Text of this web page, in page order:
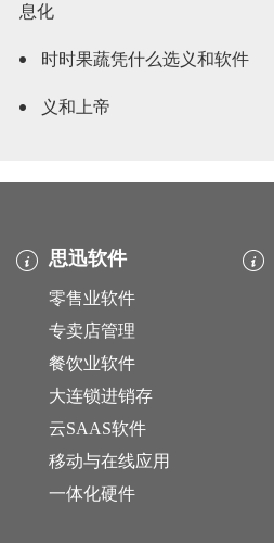
息化
时时果蔬凭什么选义和软件
义和上帝
思迅软件
零售业软件
专卖店管理
餐饮业软件
大连锁进销存
云SAAS软件
移动与在线应用
一体化硬件